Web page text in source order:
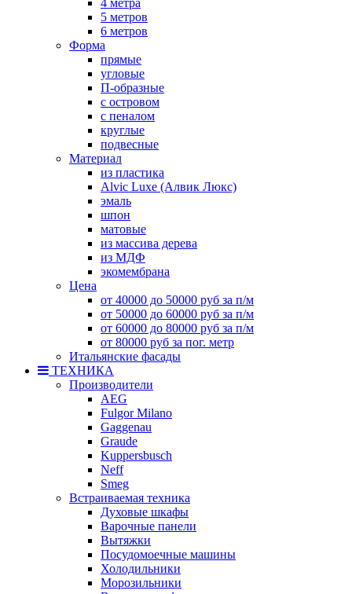
5 метров
6 метров
Форма
прямые
угловые
П-образные
с островом
с пеналом
круглые
подвесные
Материал
из пластика
Alvic Luxe (Алвик Люкс)
эмаль
шпон
матовые
из массива дерева
из МДФ
экомембрана
Цена
от 40000 до 50000 руб за п/м
от 50000 до 60000 руб за п/м
от 60000 до 80000 руб за п/м
от 80000 руб за пог. метр
Итальянские фасады
ТЕХНИКА
Производители
AEG
Fulgor Milano
Gaggenau
Graude
Kuppersbusch
Neff
Smeg
Встраиваемая техника
Духовые шкафы
Варочные панели
Вытяжки
Посудомоечные машины
Холодильники
Морозильники